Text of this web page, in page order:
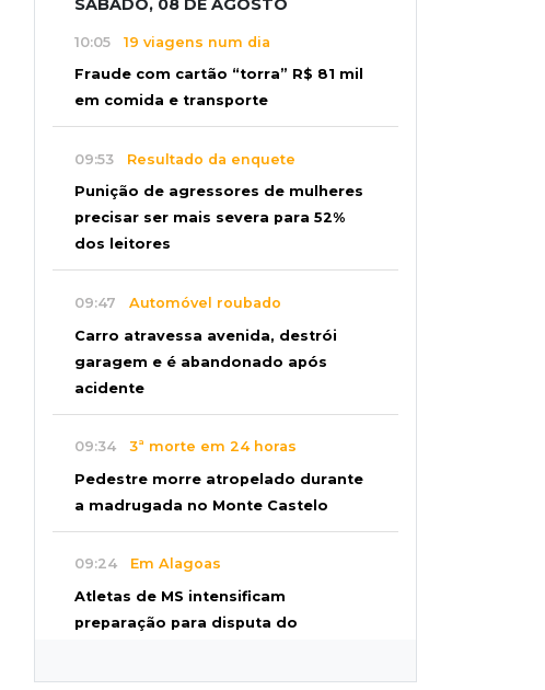
SÁBADO, 08 DE AGOSTO
10:05 19 viagens num dia
Fraude com cartão “torra” R$ 81 mil
em comida e transporte
09:53 Resultado da enquete
Punição de agressores de mulheres
precisar ser mais severa para 52%
dos leitores
09:47 Automóvel roubado
Carro atravessa avenida, destrói
garagem e é abandonado após
acidente
09:34 3ª morte em 24 horas
Pedestre morre atropelado durante
a madrugada no Monte Castelo
09:24 Em Alagoas
Atletas de MS intensificam
preparação para disputa do